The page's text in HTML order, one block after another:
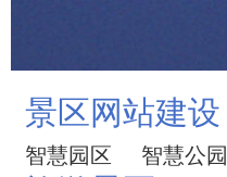
景区网站建设
智慧园区
智慧公园